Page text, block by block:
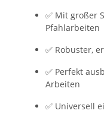
✅ Mit großer
Pfahlarbeiten
✅ Robuster,
✅ Perfekt
Arbeiten
✅ Universell